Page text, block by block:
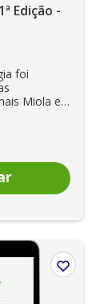
Edição -
foi
Miola e